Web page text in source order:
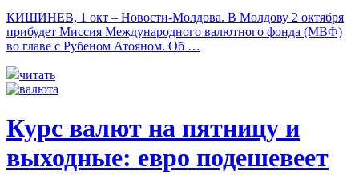
КИШИНЕВ, 1 окт – Новости-Молдова. В Молдову 2 октября
прибудет Миссия Международного валютного фонда (МВФ)
во главе с Рубеном Атояном. Об …
читать
Курс валют на пятницу и
выходные: евро подешевеет